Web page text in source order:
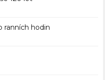
ranních hodin